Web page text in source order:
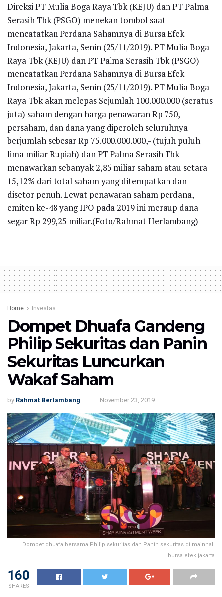
Direksi PT Mulia Boga Raya Tbk (KEJU) dan PT Palma
Serasih Tbk (PSGO) menekan tombol saat
mencatatkan Perdana Sahamnya di Bursa Efek
Indonesia, Jakarta, Senin (25/11/2019). PT Mulia Boga
Raya Tbk (KEJU) dan PT Palma Serasih Tbk (PSGO)
mencatatkan Perdana Sahamnya di Bursa Efek
Indonesia, Jakarta, Senin (25/11/2019). PT Mulia Boga
Raya Tbk akan melepas Sejumlah 100.000.000 (seratus
juta) saham dengan harga penawaran Rp 750,-
persaham, dan dana yang diperoleh seluruhnya
berjumlah sebesar Rp 75.000.000.000,- (tujuh puluh
lima miliar Rupiah) dan PT Palma Serasih Tbk
menawarkan sebanyak 2,85 miliar saham atau setara
15,12% dari total saham yang ditempatkan dan
disetor penuh. Lewat penawaran saham perdana,
emiten ke-48 yang IPO pada 2019 ini meraup dana
segar Rp 299,25 miliar.(Foto/Rahmat Herlambang)
Home Investasi
Dompet Dhuafa Gandeng
Philip Sekuritas dan Panin
Sekuritas Luncurkan
Wakaf Saham
by Rahmat Berlambang November 23, 2019
Dompet dhuafa bersama Philip sekuritas dan Panin sekuritas di mainhall
bursa efek jakarta
160
SHARES